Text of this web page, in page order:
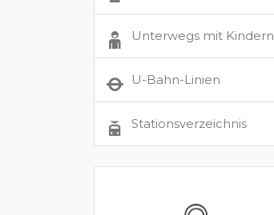
Unterwegs mit Kindern
U-Bahn-Linien
Stationsverzeichnis